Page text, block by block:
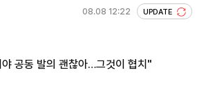
08.08 12:22 UPDATE
공동 발의 괜찮아…그것이 협치"